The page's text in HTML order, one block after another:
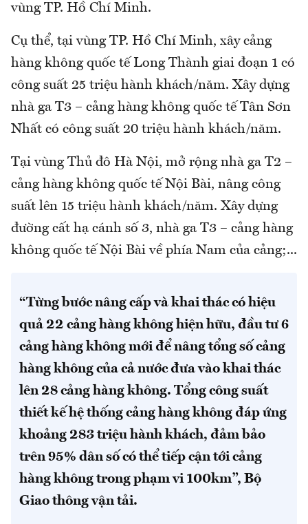
vùng TP. Hồ Chí Minh.
Cụ thể, tại vùng TP. Hồ Chí Minh, xây cảng
hàng không quốc tế Long Thành giai đoạn 1 có
công suất 25 triệu hành khách/năm. Xây dựng
nhà ga T3 – cảng hàng không quốc tế Tân Sơn
Nhất có công suất 20 triệu hành khách/năm.
Tại vùng Thủ đô Hà Nội, mở rộng nhà ga T2 –
cảng hàng không quốc tế Nội Bài, nâng công
suất lên 15 triệu hành khách/năm. Xây dựng
đường cất hạ cánh số 3, nhà ga T3 – cảng hàng
không quốc tế Nội Bài về phía Nam của cảng;...
“Từng bước nâng cấp và khai thác có hiệu
quả 22 cảng hàng không hiện hữu, đầu tư 6
cảng hàng không mới để nâng tổng số cảng
hàng không của cả nước đưa vào khai thác
lên 28 cảng hàng không. Tổng công suất
thiết kế hệ thống cảng hàng không đáp ứng
khoảng 283 triệu hành khách, đảm bảo
trên 95% dân số có thể tiếp cận tới cảng
hàng không trong phạm vi 100km”, Bộ
Giao thông vận tải.